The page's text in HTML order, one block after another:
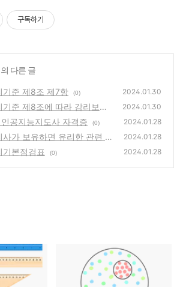
구독하기
다른 글
기준 제8조 제7항 (0) 2024.01.30
준 제8조에 따라 감리보고
해야 할 사항
(0)
2024.01.30
공지능지도사 자격증 (0) 2024.01.28
가 보유하면 유리한 관련 자
2024.01.28
기본점검표 (0) 2024.01.28